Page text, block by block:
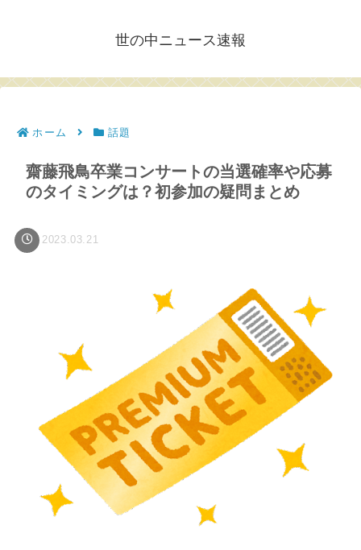
世の中ニュース速報
ホーム 話題
齋藤飛鳥卒業コンサートの当選確率や応募
のタイミングは？初参加の疑問まとめ
2023.03.21